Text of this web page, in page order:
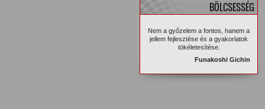
BÖLCSESSÉG
Nem a győzelem a fontos, hanem a
jellem fejlesztése és a gyakorlatok
tökéletesítése.
Funakoshi Gichin